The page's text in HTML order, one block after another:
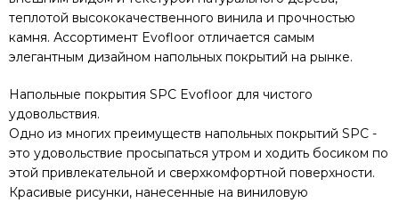
теплотой высококачественного винила и прочностью
камня. Ассортимент Evofloor отличается самым
элегантным дизайном напольных покрытий на рынке.
Напольные покрытия SPC Evofloor для чистого
удовольствия.
Одно из многих преимуществ напольных покрытий SPC -
это удовольствие просыпаться утром и ходить босиком по
этой привлекательной и сверхкомфортной поверхности.
Красивые рисунки, нанесенные на виниловую